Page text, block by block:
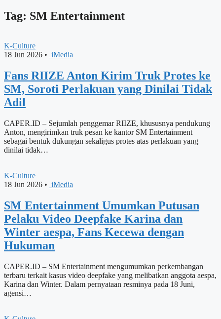
Tag: SM Entertainment
K-Culture
18 Jun 2026 • iMedia
Fans RIIZE Anton Kirim Truk Protes ke
SM, Soroti Perlakuan yang Dinilai Tidak
Adil
CAPER.ID – Sejumlah penggemar RIIZE, khususnya pendukung
Anton, mengirimkan truk pesan ke kantor SM Entertainment
sebagai bentuk dukungan sekaligus protes atas perlakuan yang
dinilai tidak…
K-Culture
18 Jun 2026 • iMedia
SM Entertainment Umumkan Putusan
Pelaku Video Deepfake Karina dan
Winter aespa, Fans Kecewa dengan
Hukuman
CAPER.ID – SM Entertainment mengumumkan perkembangan
terbaru terkait kasus video deepfake yang melibatkan anggota aespa,
Karina dan Winter. Dalam pernyataan resminya pada 18 Juni,
agensi…